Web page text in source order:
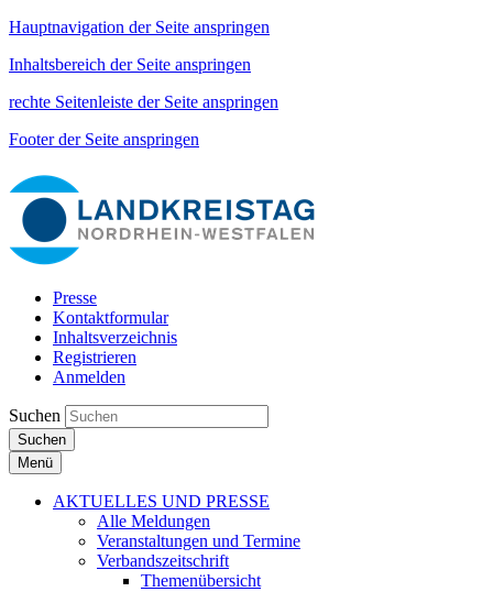
Hauptnavigation der Seite anspringen
Inhaltsbereich der Seite anspringen
rechte Seitenleiste der Seite anspringen
Footer der Seite anspringen
Presse
Kontaktformular
Inhaltsverzeichnis
Registrieren
Anmelden
Suchen
Suchen
Menü
AKTUELLES UND PRESSE
Alle Meldungen
Veranstaltungen und Termine
Verbandszeitschrift
Themenübersicht